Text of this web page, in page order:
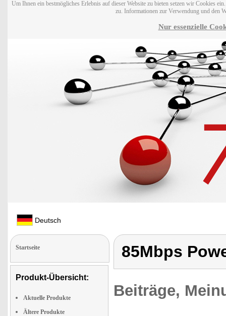
Um Ihnen ein bestmögliches Erlebnis auf dieser Website zu bieten setzen wir Cookies
zu. Informationen zur Verwendung und den
Nur essenzielle
Deutsch
Startseite
Produkt-Übersicht:
Aktuelle Produkte
Ältere Produkte
85Mbps
Beiträge,